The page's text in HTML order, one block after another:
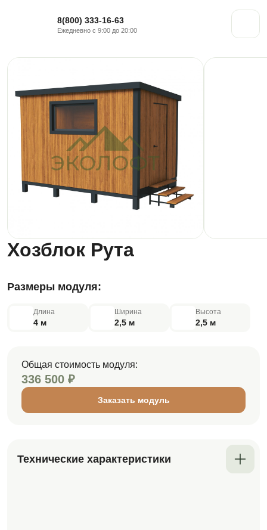
8(800) 333-16-63
Ежедневно с 9:00 до 20:00
Хозблок Рута
Размеры модуля:
Длина
4 м
Ширина
2,5 м
Высота
2,5 м
Общая стоимость модуля:
336 500 ₽
Заказать модуль
Технические характеристики